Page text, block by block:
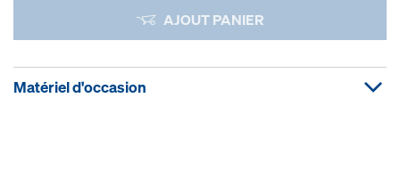
AJOUT PANIER
Matériel d'occasion